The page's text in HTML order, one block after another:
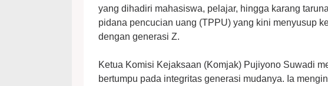
yang dihadiri mahasiswa, pelajar, hingga karang
pidana pencucian uang (TPPU) yang kini menyusup
dengan generasi Z.
Ketua Komisi Kejaksaan (Komjak) Pujiyono Suwadi
bertumpu pada integritas generasi mudanya. Ia